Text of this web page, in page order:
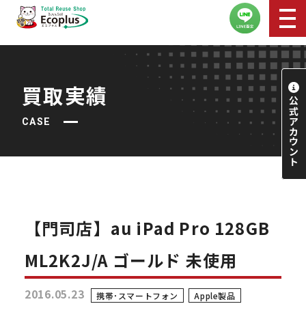
買取実績
CASE
【門司店】au iPad Pro 128GB
ML2K2J/A ゴールド 未使用
2016.05.23 携帯･スマートフォン Apple製品